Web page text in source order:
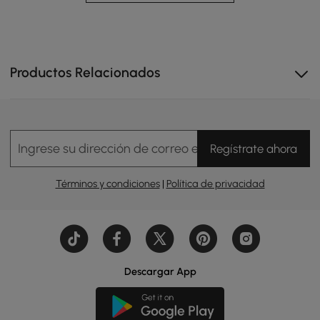
de acceder y guardar sin esfuerzo.
Productos Relacionados
Ingrese su dirección de correo electrónicoRegístrate ahora
Términos y condiciones| Política de privacidad
Descargar App